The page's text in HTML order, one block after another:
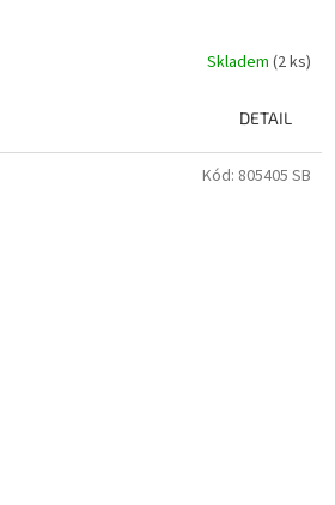
Skladem (2 ks)
DETAIL
Kód: 805405 SB